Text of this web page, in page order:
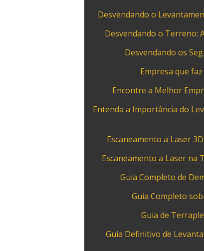
Desvendando o
Desvendando o Terreno:
Desvendando os
Empresa que
Encontre a Melhor
Entenda a Importância do
Escaneamento a Laser
Escaneamento a Laser na
Guia Completo de
Guia Completo
Guia de
Guia Definitivo de